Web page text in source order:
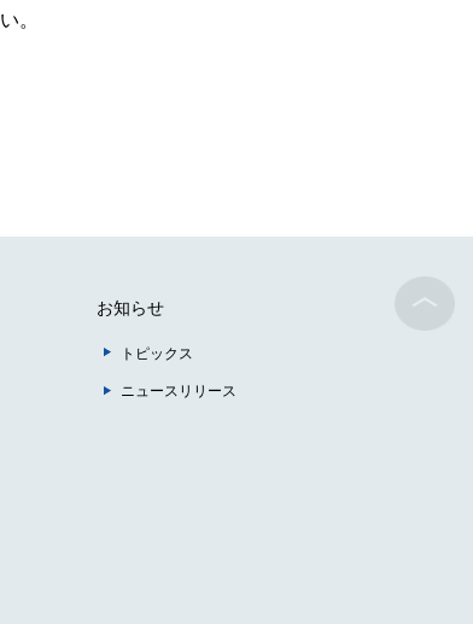
。
お知らせ
トピックス
ニュースリリース